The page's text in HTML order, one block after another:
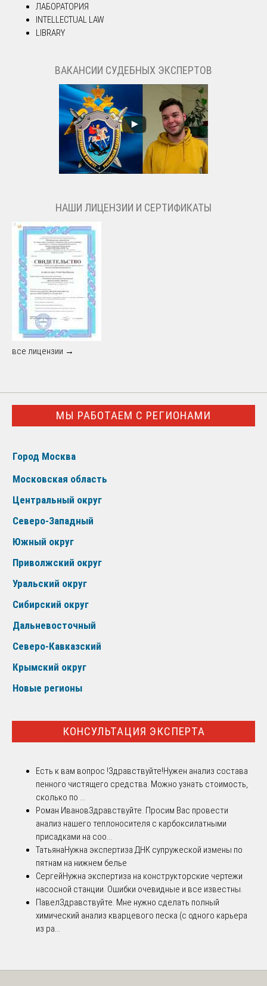
ЛАБОРАТОРИЯ
INTELLECTUAL LAW
LIBRARY
ВАКАНСИИ СУДЕБНЫХ ЭКСПЕРТОВ
НАШИ ЛИЦЕНЗИИ И СЕРТИФИКАТЫ
все лицензии →
МЫ РАБОТАЕМ С РЕГИОНАМИ
Город Москва
Московская область
Центральный округ
Северо-Западный
Южный округ
Приволжский округ
Уральский округ
Сибирский округ
Дальневосточный
Северо-Кавказский
Крымский округ
Новые регионы
КОНСУЛЬТАЦИЯ ЭКСПЕРТА
Есть к вам вопрос !Здравствуйте!Нужен анализ состава
пенного чистящего средства. Можно узнать стоимость,
сколько по ...
Роман ИвановЗдравствуйте. Просим Вас провести
анализ нашего теплоносителя с карбоксилатными
присадками на соо...
ТатьянаНужна экспертиза ДНК супружеской измены по
пятнам на нижнем белье
СергейНужна экспертиза на конструкторские чертежи
насосной станции. Ошибки очевидные и все известны.
ПавелЗдравствуйте. Мне нужно сделать полный
химический анализ кварцевого песка (с одного карьера
из ра...